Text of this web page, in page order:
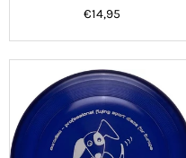
Normale
€14,95